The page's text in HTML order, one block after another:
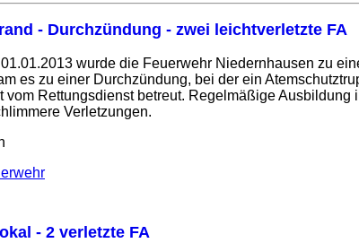
- Durchzündung - zwei leichtverletzte FA
wurde die Feuerwehr Niedernhausen zu
es zu einer Durchzündung, bei der ein
vom Rettungsdienst betreut. Regelmäßige
Verletzungen.
- 2 verletzte FA